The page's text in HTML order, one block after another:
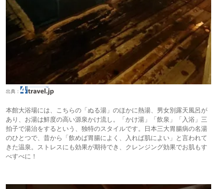
出典：
本館大浴場には、こちらの「ぬる湯」のほかに熱湯、男女別露天風呂が
あり、お湯は鮮度の高い源泉かけ流し。「かけ湯」「飲泉」「入浴」三
拍子で湯治をするという、独特のスタイルです。日本三大胃腸病の名湯
のひとつで、昔から「飲めば胃腸によく、入れば肌によい」と言われて
きた温泉。ストレスにも効果が期待でき、クレンジング効果でお肌もす
べすべに！